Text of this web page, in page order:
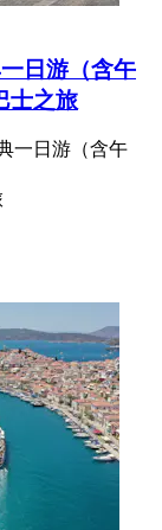
日游（含午
士之旅
一日游（含午